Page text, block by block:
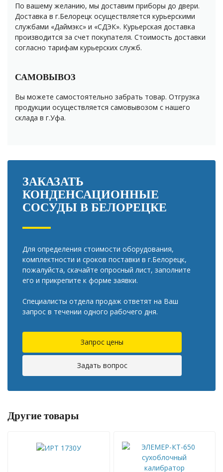
По вашему желанию, мы доставим приборы до двери.
Доставка в г.Белорецк осуществляется курьерскими
службами «Даймэкс» и «СДЭК». Курьерская доставка
производится за счет покупателя. Стоимость доставки
согласно тарифам курьерских служб.
САМОВЫВОЗ
Вы можете самостоятельно забрать товар. Отгрузка
продукции осуществляется самовывозом с нашего
склада в г.Уфа.
ЗАКАЗАТЬ
КОНДЕНСАЦИОННЫЕ
СОСУДЫ В БЕЛОРЕЦКЕ
Для определения стоимости оборудования,
комплектности и сроков поставки в г.Белорецк,
пожалуйста, скачайте опросный лист, заполните
его и прикрепите к форме заявки.
Специалисты отдела продаж ответят на Ваш
запрос в течении одного рабочего дня.
Запрос цены
Задать вопрос
Другие товары